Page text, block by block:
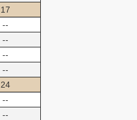
17
--
--
--
--
24
--
--